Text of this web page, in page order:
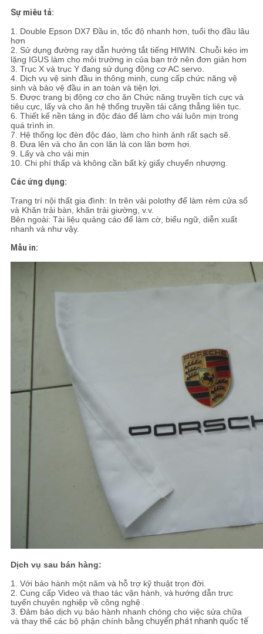
Sự miêu tả:
1. Double Epson DX7 Đầu in, tốc độ nhanh hơn, tuổi thọ đầu lâu
hơn
2. Sử dụng đường ray dẫn hướng tắt tiếng HIWIN. Chuỗi kéo im
lặng IGUS làm cho môi trường in của bạn trở nên đơn giản hơn
3. Trục X và trục Y đang sử dụng động cơ AC servo.
4. Dịch vụ vệ sinh đầu in thông minh, cung cấp chức năng vệ
sinh và bảo vệ đầu in an toàn và tiện lợi.
5. Được trang bị động cơ cho ăn Chức năng truyền tích cực và
tiêu cực, lấy và cho ăn hệ thống truyền tải căng thẳng liên tục.
6. Thiết kế nền tảng in độc đáo để làm cho vải luôn mịn trong
quá trình in.
7. Hệ thống lọc đèn độc đáo, làm cho hình ảnh rất sạch sẽ.
8. Đưa lên và cho ăn con lăn là con lăn bơm hơi.
9. Lấy và cho vải mịn
10. Chi phí thấp và không cần bất kỳ giấy chuyển nhượng.
Các ứng dụng:
Trang trí nội thất gia đình: In trên vải polothy để làm rèm cửa sổ
và Khăn trải bàn, khăn trải giường, v.v.
Bên ngoài: Tài liệu quảng cáo để làm cờ, biểu ngữ, diễn xuất
nhanh và như vậy.
Mẫu in:
Dịch vụ sau bán hàng:
1. Với bảo hành một năm và hỗ trợ kỹ thuật trọn đời.
2. Cung cấp Video và thao tác vận hành, và hướng dẫn trực
tuyến chuyên nghiệp về công nghệ
3. Đảm bảo dịch vụ bảo hành nhanh chóng cho việc sửa chữa
và thay thế các bộ phận chính bằng chuyển phát nhanh quốc tế